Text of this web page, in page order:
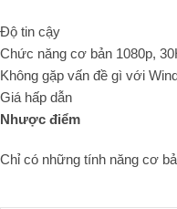
Độ tin cậy
Chức năng cơ bản 1080p,
Không gặp vấn đề gì với
Giá hấp dẫn
Nhược điểm
Chỉ có những tính năng cơ